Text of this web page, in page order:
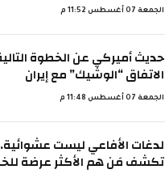
الجمعة 07 أغسطس 11:52 م
حديث أميركي عن الخطوة
الاتفاق “الوشيك” مع إيران
الجمعة 07 أغسطس 11:48 م
لدغات الأفاعي ليست
تكشف مَن هم الأكثر عرضة